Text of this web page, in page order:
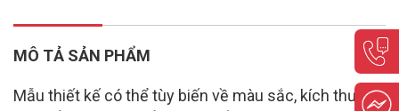
MÔ TẢ SẢN PHẨM
Mẫu thiết kế có thể tùy biến về màu sắc, kích thước,